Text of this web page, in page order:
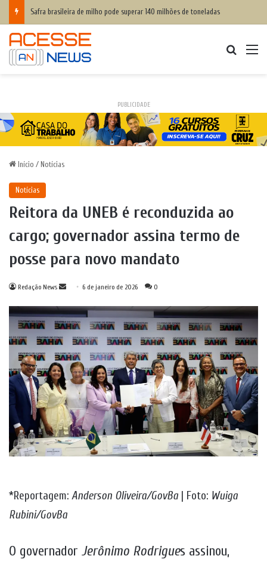
Safra brasileira de milho pode superar 140 milhões de toneladas
PUBLICIDADE
Início / Notícias
Notícias
Reitora da UNEB é reconduzida ao
cargo; governador assina termo de
posse para novo mandato
Redação News
Mande
e-
mail
6 de janeiro de 2026 0
*Reportagem: Anderson Oliveira/GovBa | Foto: Wuiga
Rubini/GovBa
O governador Jerônimo Rodrigues assinou,